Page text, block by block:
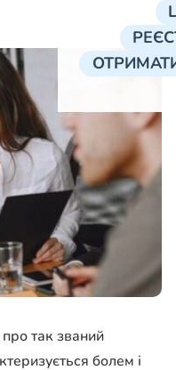
так званий
болем і